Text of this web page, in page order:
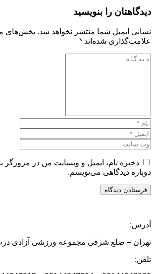
دیدگاهتان را بنویسید
نشانی ایمیل شما منتشر نخواهد شد. بخش‌های
علامت‌گذاری شده‌اند *
ذخیره نام، ایمیل و وبسایت من در مرورگر
دوباره دیدگاهی می‌نویسم.
آدرس:
تهران – ضلع شرقی مجموعه ورزشی آزادی درب
تلفن: